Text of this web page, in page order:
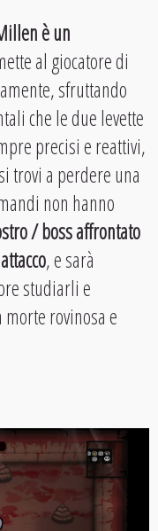
è un
al giocatore di
sfruttando
che le due levette
precisi e reattivi,
trovi a perdere una
non hanno
/ boss affrontato
, e sarà
studiarli e
rovinosa e